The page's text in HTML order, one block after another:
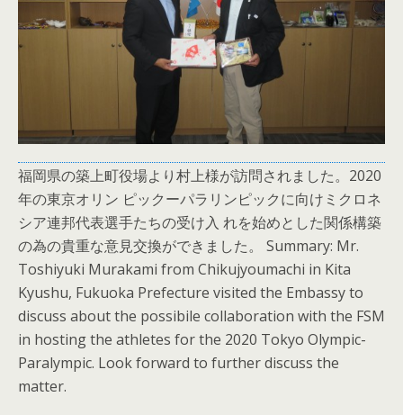
福岡県の築上町役場より村上様が訪問されました。2020
年の東京オリン ピックーパラリンピックに向けミクロネ
シア連邦代表選手たちの受け入 れを始めとした関係構築
の為の貴重な意見交換ができました。 Summary: Mr.
Toshiyuki Murakami from Chikujyoumachi in Kita
Kyushu, Fukuoka Prefecture visited the Embassy to
discuss about the possibile collaboration with the FSM
in hosting the athletes for the 2020 Tokyo Olympic-
Paralympic. Look forward to further discuss the
matter.